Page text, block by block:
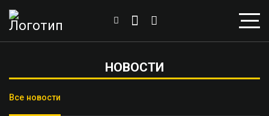
НОВОСТИ
Все новости